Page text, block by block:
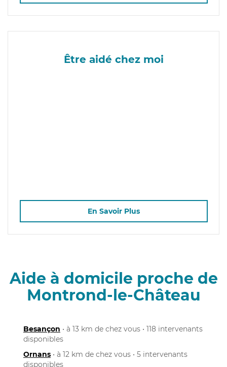
Être aidé chez moi
En Savoir Plus
Aide à domicile proche de
Montrond-le-Château
Besançon • à 13 km de chez vous • 118 intervenants
disponibles
Ornans • à 12 km de chez vous • 5 intervenants
disponibles